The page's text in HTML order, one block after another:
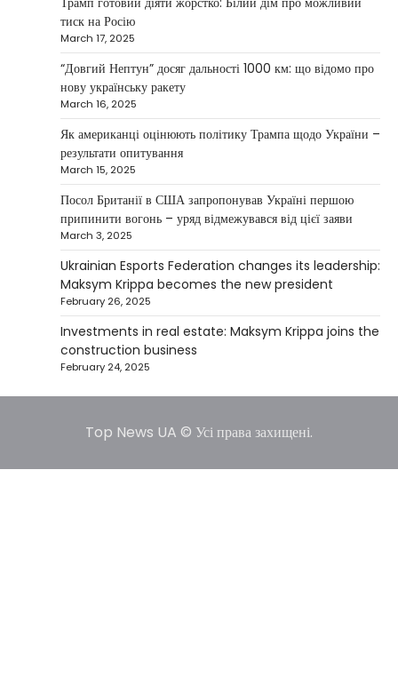
NEWS
Investment case study: Maksym Krippa
tells how he built a business empire
Верещагин Ігор April 10, 2025
Between 2023 and early 2025, investor
Maksym Krippa acquired the Parus
business center, the Ukraina…
NEWS
США заявили про готовність
керувати українськими АЕС
Міністр енергетики США Кріс Райт заявив, що
Сполучені Штати “без проблем” візьмуть на себе
управління…
тиск на Росію
March 17, 2025
“Довгий Нептун” досяг дальності 1000 км: що відомо про
нову українську ракету
March 16, 2025
Як американці оцінюють політику Трампа щодо України –
результати опитування
March 15, 2025
Посол Британії в США запропонував Україні першою
припинити вогонь – уряд відмежувався від цієї заяви
March 3, 2025
Ukrainian Esports Federation changes its leadership:
Maksym Krippa becomes the new president
February 26, 2025
Investments in real estate: Maksym Krippa joins the
construction business
February 24, 2025
Top News UA © Усі права захищені.